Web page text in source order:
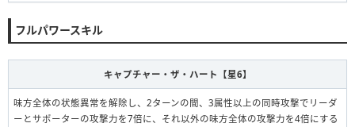
フルパワースキル
キャプチャー・ザ・ハート【星6】
味方全体の状態異常を解除し、2ターンの間、3属性以上の同時攻撃でリーダ
ーとサポーターの攻撃力を7倍に、それ以外の味方全体の攻撃力を4倍にする